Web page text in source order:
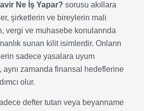
Ne İş Yapar? sorusu akıllara
şirketlerin ve bireylerin mali
vergi ve muhasebe konularında
sunan kilit isimlerdir. Onların
sadece yasalara uyum
aynı zamanda finansal hedeflerine
olur.
defter tutan veya beyanname